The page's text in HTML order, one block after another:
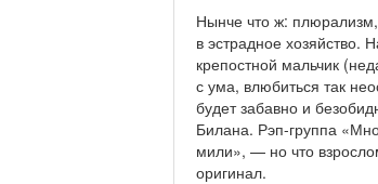
Нынче что ж: плюрализм,
в эстрадное
крепостной мальчик
с ума, влюбиться так
будет забавно и
Билана. Рэп-группа
мили», — но что
оригинал.